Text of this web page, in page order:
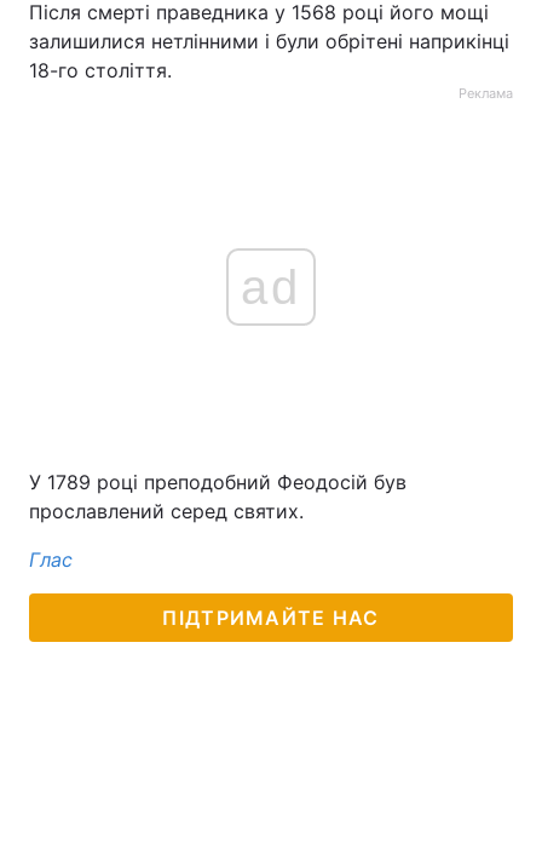
Після смерті праведника у 1568 році його мощі
залишилися нетлінними і були обрітені наприкінці
18-го століття.
Реклама
ad
У 1789 році преподобний Феодосій був
прославлений серед святих.
Глас
ПІДТРИМАЙТЕ НАС